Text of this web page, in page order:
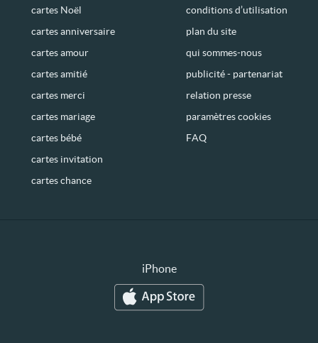
cartes Noël
cartes anniversaire
cartes amour
cartes amitié
cartes merci
cartes mariage
cartes bébé
cartes invitation
cartes chance
conditions d’utilisation
plan du site
qui sommes-nous
publicité - partenariat
relation presse
paramètres cookies
FAQ
iPhone